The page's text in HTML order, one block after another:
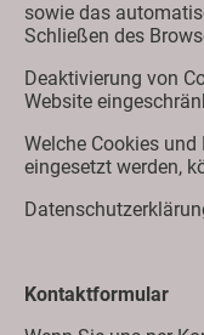
sowie das
Schließen des
Deaktivierung von
Website
Welche Cookies
eingesetzt werden,
Kontaktformular